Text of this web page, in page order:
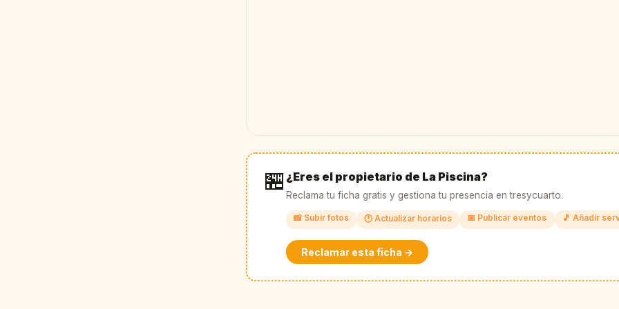
🏪 ¿Eres el propietario de La Piscina?
Reclama tu ficha gratis y gestiona tu presencia en tresycuarto.
📸 Subir fotos 🕐 Actualizar horarios 📅 Publicar eventos 🎵 Añadir
Reclamar esta ficha →